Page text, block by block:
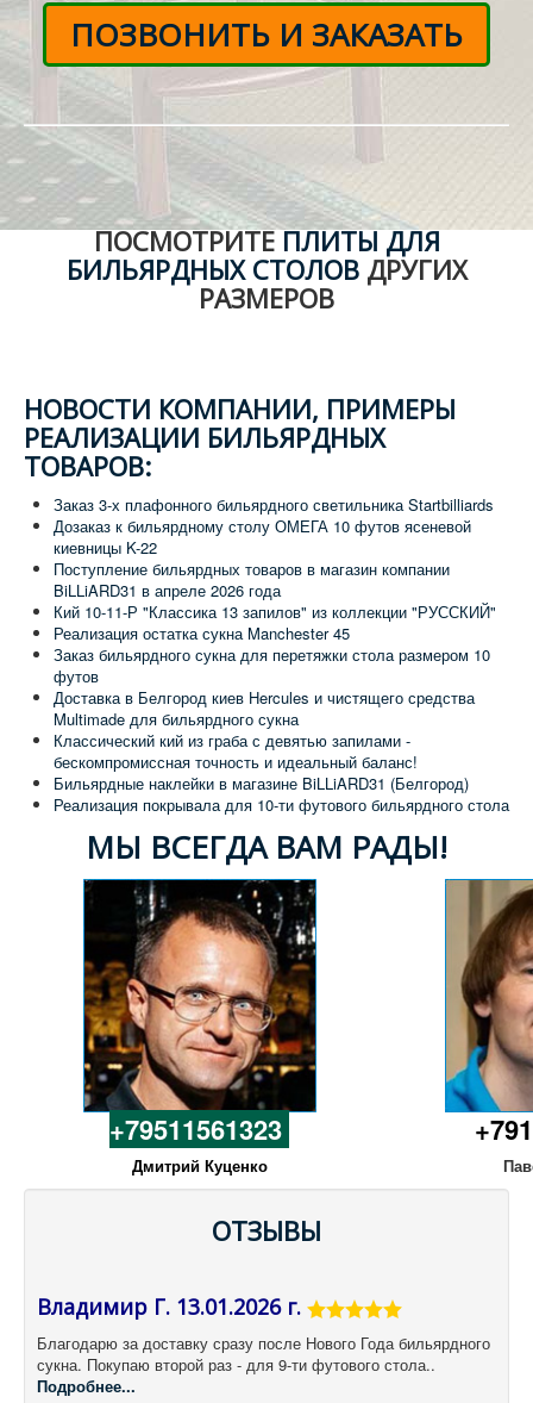
ПОЗВОНИТЬ И ЗАКАЗАТЬ
ПОСМОТРИТЕПЛИТЫ ДЛЯ
БИЛЬЯРДНЫХ СТОЛОВДРУГИХ
РАЗМЕРОВ
НОВОСТИ КОМПАНИИ, ПРИМЕРЫ
РЕАЛИЗАЦИИ БИЛЬЯРДНЫХ
ТОВАРОВ:
Заказ 3-х плафонного бильярдного светильника Startbilliards
Дозаказ к бильярдному столу ОМЕГА 10 футов ясеневой
киевницы K-22
Поступление бильярдных товаров в магазин компании
BiLLiARD31 в апреле 2026 года
Кий 10-11-Р "Классика 13 запилов" из коллекции "РУССКИЙ"
Реализация остатка сукна Manchester 45
Заказ бильярдного сукна для перетяжки стола размером 10
футов
Доставка в Белгород киев Hercules и чистящего средства
Multimade для бильярдного сукна
Классический кий из граба с девятью запилами -
бескомпромиссная точность и идеальный баланс!
Бильярдные наклейки в магазине BiLLiARD31 (Белгород)
Реализация покрывала для 10-ти футового бильярдного стола
МЫ ВСЕГДА ВАМ РАДЫ!
+79511561323
Дмитрий Куценко
ОТЗЫВЫ
Владимир Г. 13.01.2026 г.
Благодарю за доставку сразу после Нового Года бильярдного
сукна. Покупаю второй раз - для 9-ти футового стола..
Подробнее...